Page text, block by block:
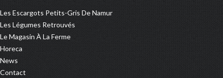
Andenne 5300
Belgique
10.9 km
Directions
Les Escargots Petits-Gris De Namur
Les Légumes Retrouvés
Le Magasin À La Ferme
Horeca
News
Contact